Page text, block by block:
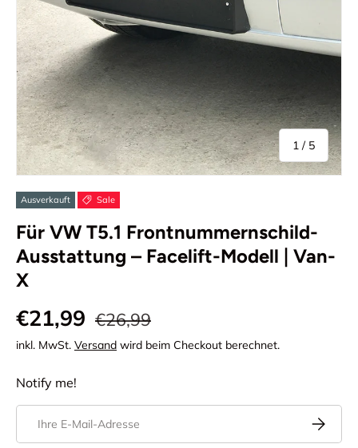
1 / von
5
Ausverkauft Sale
Für VW T5.1 Frontnummernschild-
Ausstattung – Facelift-Modell | Van-
X
€21,99 €26,99
inkl. MwSt. Versand wird beim Checkout berechnet.
Notify me!